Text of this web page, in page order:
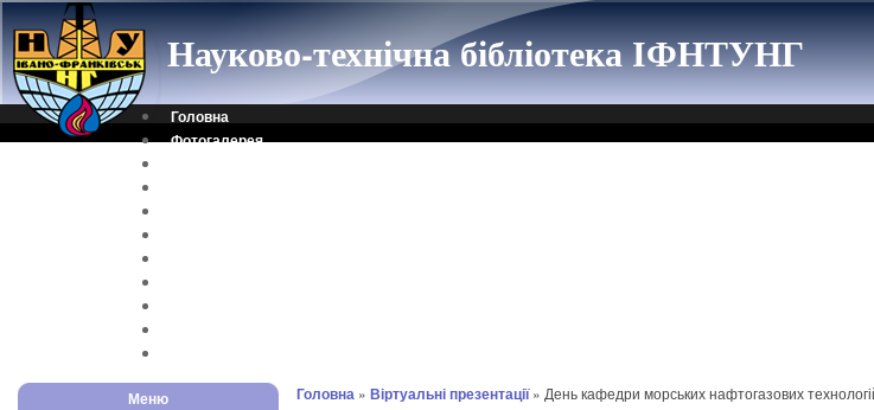
Науково-технічна бібліотека ІФНТУНГ
Головна
Фотогалерея
Меню Головна » Віртуальні презентації» День кафедри морських нафтогазових